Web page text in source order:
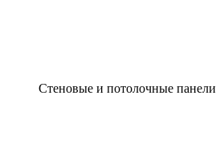
Стеновые и потолочные панели